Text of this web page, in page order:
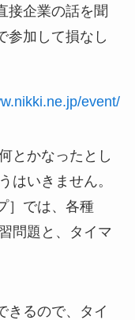
接企業の話を聞
参加して損なし
event/
とかなったとし
はいきません。
］では、各種
問題と、タイマ
きるので、タイ